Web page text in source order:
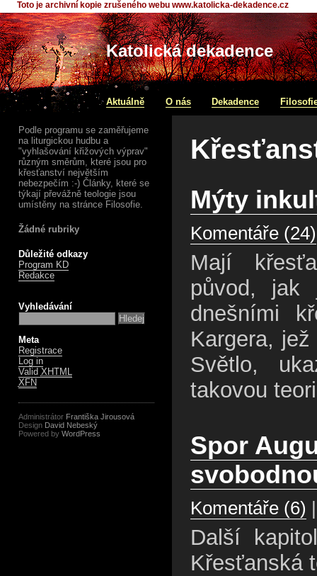
Toto je archivní kopie zrušeného webu www.katolicka-dekadence.cz
Katolická dekadence
Aktuálně O nás Dekadence
Podle programu se zaměřujeme
na liturgickou hudbu a
"vyhlašování křižových výprav"
různým směrům, které jsou pro
křesťanství největším
nebezpečím :-) Články, které se
týkají převážně teologie jsou
umístěny na stránce Filosofie.
Žádné rubriky
Důležité odkazy
Program KD
Redakce
Vyhledávání
Meta
Registrace
Log in
Valid XHTML
XFN
Administrátor Františka Jirousová
Design David Nebeský
Powered by WordPress
Mýty
Komentáře (24)
Mají
původ, jak
dnešními
Kargera,
Světlo,
takovou
Spor
Komentáře (6)
Další
Křesťanská